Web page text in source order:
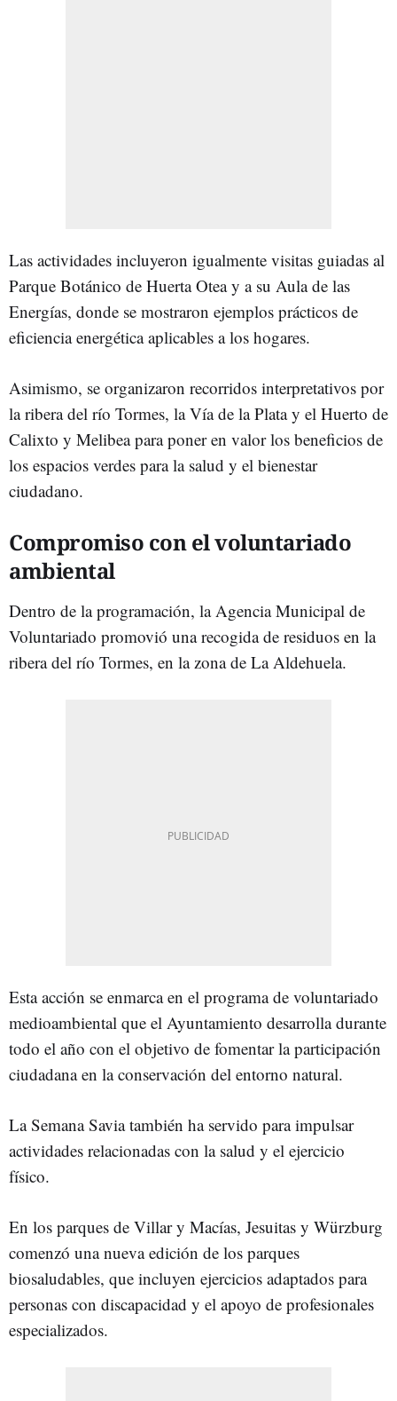
Las actividades incluyeron igualmente visitas guiadas al
Parque Botánico de Huerta Otea y a su Aula de las
Energías, donde se mostraron ejemplos prácticos de
eficiencia energética aplicables a los hogares.
Asimismo, se organizaron recorridos interpretativos por
la ribera del río Tormes, la Vía de la Plata y el Huerto de
Calixto y Melibea para poner en valor los beneficios de
los espacios verdes para la salud y el bienestar
ciudadano.
Compromiso con el voluntariado
ambiental
Dentro de la programación, la Agencia Municipal de
Voluntariado promovió una recogida de residuos en la
ribera del río Tormes, en la zona de La Aldehuela.
Esta acción se enmarca en el programa de voluntariado
medioambiental que el Ayuntamiento desarrolla durante
todo el año con el objetivo de fomentar la participación
ciudadana en la conservación del entorno natural.
La Semana Savia también ha servido para impulsar
actividades relacionadas con la salud y el ejercicio
físico.
En los parques de Villar y Macías, Jesuitas y Würzburg
comenzó una nueva edición de los parques
biosaludables, que incluyen ejercicios adaptados para
personas con discapacidad y el apoyo de profesionales
especializados.